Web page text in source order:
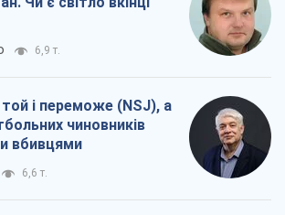
6,9 т.
і переможе (NSJ), а
чиновників
вбивцями
6,6 т.